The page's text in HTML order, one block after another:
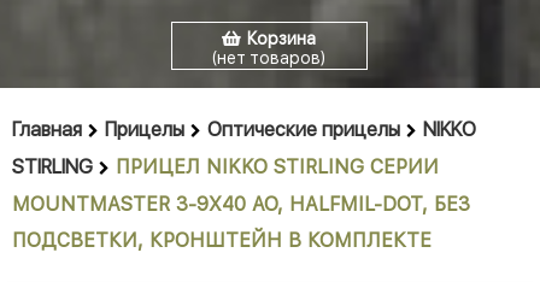
Корзина
(нет товаров)
Главная Прицелы Оптические прицелы
NIKKO
STIRLING
ПРИЦЕЛ NIKKO STIRLING СЕРИИ
MOUNTMASTER 3-9X40 AO, HALFMIL-DOT, БЕЗ
ПОДСВЕТКИ, КРОНШТЕЙН В КОМПЛЕКТЕ